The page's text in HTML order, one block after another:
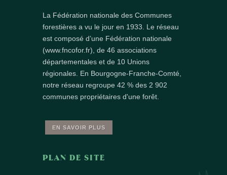
La Fédération nationale des Communes
forestières a vu le jour en 1933. Le réseau
est composé d’une Fédération nationale
(www.fncofor.fr), de 46 associations
départementales et de 10 Unions
régionales. En Bourgogne-Franche-Comté,
notre réseau regroupe 42 % des 2 902
communes propriétaires d'une forêt.
EN SAVOIR PLUS
PLAN DE SITE